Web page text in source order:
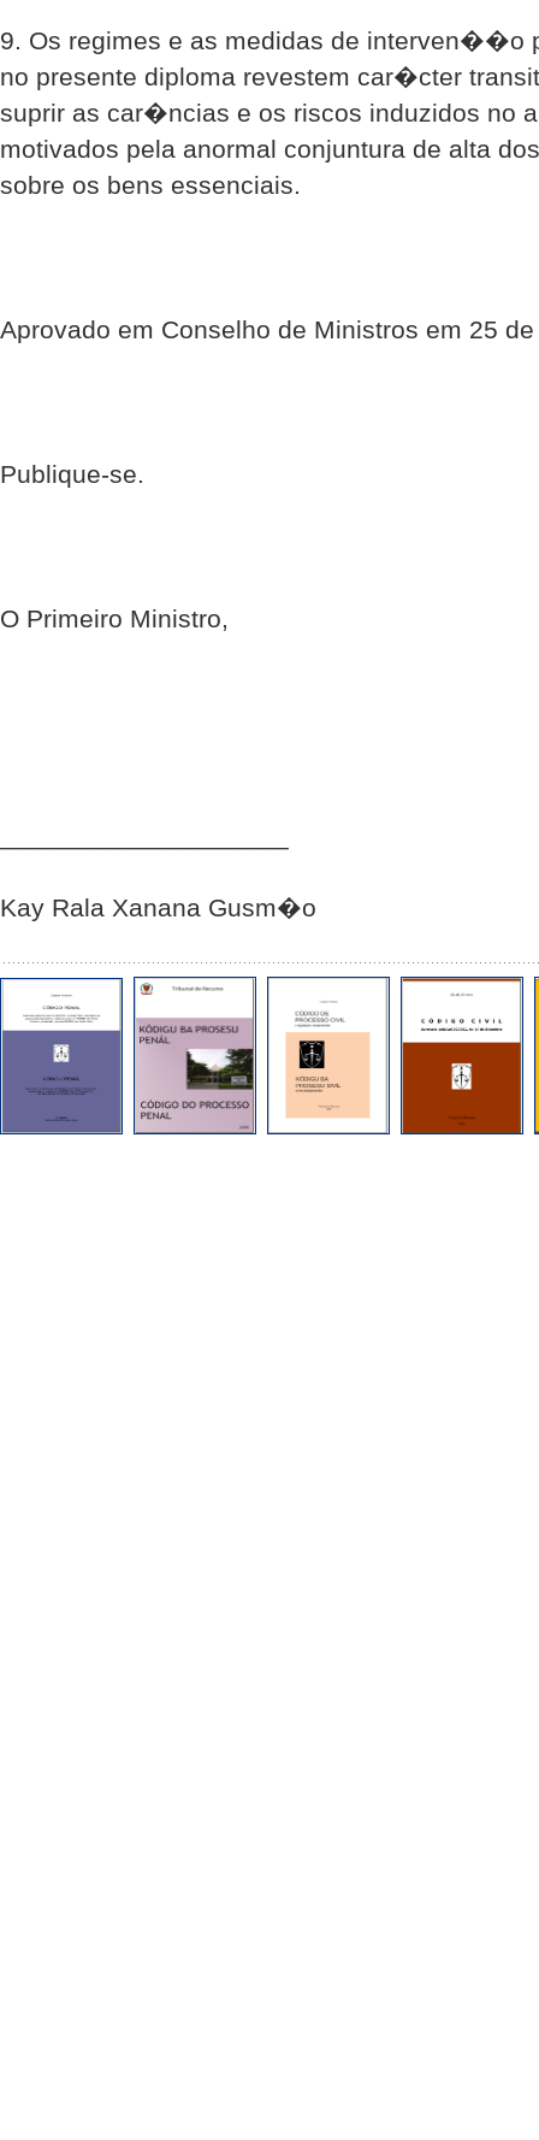
9. Os regimes e as medidas de interven��o
no presente diploma revestem car�cter
suprir as car�ncias e os riscos induzidos no
motivados pela anormal conjuntura de alta
sobre os bens essenciais.
Aprovado em Conselho de Ministros em 25
Publique-se.
O Primeiro Ministro,
Kay Rala Xanana Gusm�o